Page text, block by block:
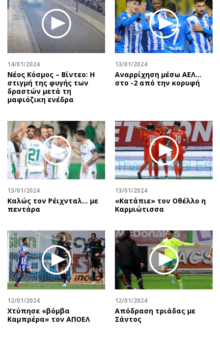
Δημοσκοπήσεις
Διπλωματία
Αθλητισμός
Κύπρος
Ελλάδα
Διεθνή
Κληρώσεις Allwyn
Οικονομία
Real Estate
Επιχειρήσεις
Αγορές
Money Review
AstroBank Properties
Trends
Ναυτιλία
Περιβάλλον
Ελλάδα
Κόσμος
Πολιτισμός
Σινεμά
Ζητούν εργασία
Θέσεις εργασίας
Geek
Νέα
Κινητά-tablets
Social
Πολιτική
Οικονομία
Γενικά
Αναδρομές
Πρόσωπα
Περιβάλλον
Good Life
Showbiz
Ταξίδια
Συνταγές
Έξοδος
Εκπομπές
Wine routes
14/01/2024
Νέος Κόσμος – Βίντεο: Η
στιγμή της φυγής των
δραστών μετά τη
μαφιόζικη ενέδρα
13/01/2024
Αναρρίχηση μέσω ΑΕΛ…
στο -2 από την κορυφή
13/01/2024
Καλώς τον Ρέιχνταλ… με
πεντάρα
13/01/2024
«Κατάπιε» τον Οθέλλο η
Καρμιώτισσα
12/01/2024
Χτύπησε «βόμβα
Καμπρέρα» τον ΑΠΟΕΛ
12/01/2024
Απόδραση τριάδας με
Σάντος